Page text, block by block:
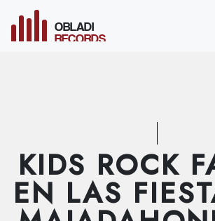
OBLADI
RECORDS
KIDS ROCK
EN LAS